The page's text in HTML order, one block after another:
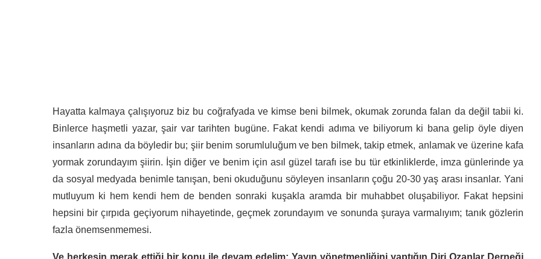
Hayatta kalmaya çalışıyoruz biz bu coğrafyada ve kimse beni bilmek, okumak zorunda falan da değil tabii ki.
Binlerce haşmetli yazar, şair var tarihten bugüne. Fakat kendi adıma ve biliyorum ki bana gelip öyle diyen
insanların adına da böyledir bu; şiir benim sorumluluğum ve ben bilmek, takip etmek, anlamak ve üzerine kafa
yormak zorundayım şiirin. İşin diğer ve benim için asıl güzel tarafı ise bu tür etkinliklerde, imza günlerinde ya
da sosyal medyada benimle tanışan, beni okuduğunu söyleyen insanların çoğu 20-30 yaş arası insanlar. Yani
mutluyum ki hem kendi hem de benden sonraki kuşakla aramda bir muhabbet oluşabiliyor. Fakat hepsini
hepsini bir çırpıda geçiyorum nihayetinde, geçmek zorundayım ve sonunda şuraya varmalıyım; tanık gözlerin
fazla önemsenmemesi.
Ve herkesin merak ettiği bir konu ile devam edelim: Yayın yönetmenliğini yaptığın Diri Ozanlar Derneği